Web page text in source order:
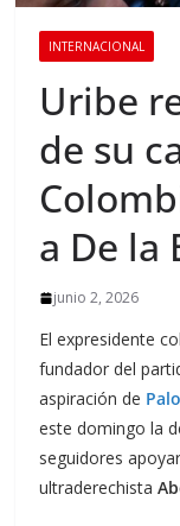
INTERNACIONAL
Uribe
de su
a De la
junio 2, 2026
El expresidente
fundador del
aspiración de
este domingo la
seguidores
ultraderechista